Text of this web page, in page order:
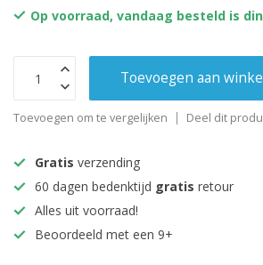
Op voorraad, vandaag besteld is
Toevoegen aan
Toevoegen om te vergelijken Deel dit
Gratis verzending
60 dagen bedenktijd gratis retour
Alles uit voorraad!
Beoordeeld met een 9+